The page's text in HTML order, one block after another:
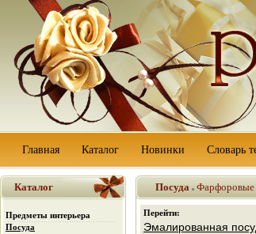
Главная Каталог Новинки Словарь
Каталог
Предметы интерьера
Посуда
Посуда Фарфоровые
Перейти:
Эмалированная